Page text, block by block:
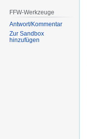
FFW-Werkzeuge
Antwort/Kommentar
Zur Sandbox
hinzufügen